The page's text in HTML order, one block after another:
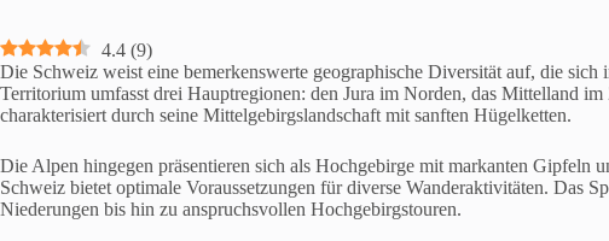
4.4 (9)
Die Schweiz weist eine bemerkenswerte geographische Diversität auf, die
Territorium umfasst drei Hauptregionen: den Jura im Norden, das Mittelland
charakterisiert durch seine Mittelgebirgslandschaft mit sanften Hügelketten.
Die Alpen hingegen präsentieren sich als Hochgebirge mit markanten Gipfeln
Schweiz bietet optimale Voraussetzungen für diverse Wanderaktivitäten. Das
Niederungen bis hin zu anspruchsvollen Hochgebirgstouren.